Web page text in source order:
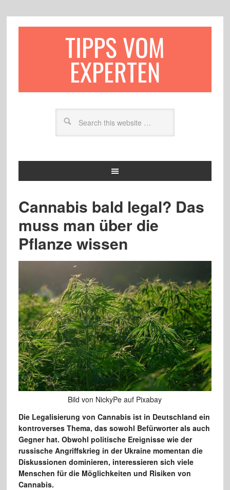
TIPPS VOM
EXPERTEN
Cannabis bald legal? Das
muss man über die
Pflanze wissen
Bild von NickyPe auf Pixabay
Die Legalisierung von Cannabis ist in Deutschland ein
kontroverses Thema, das sowohl Befürworter als auch
Gegner hat. Obwohl politische Ereignisse wie der
russische Angriffskrieg in der Ukraine momentan die
Diskussionen dominieren, interessieren sich viele
Menschen für die Möglichkeiten und Risiken von
Cannabis.